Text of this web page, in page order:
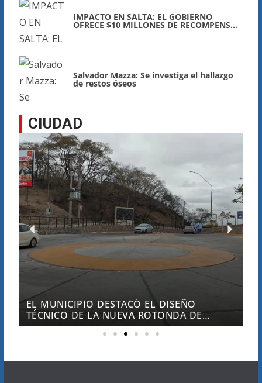
IMPACTO EN SALTA: EL GOBIERNO
OFRECE $10 MILLONES DE RECOMPENSA
Salvador Mazza: Se investiga el hallazgo
de restos óseos
CIUDAD
ATENCIÓN: DESDE LAS 18 HABRÁ DIVERSOS
CORTES DE TRÁNSITO EN LA CIUDAD